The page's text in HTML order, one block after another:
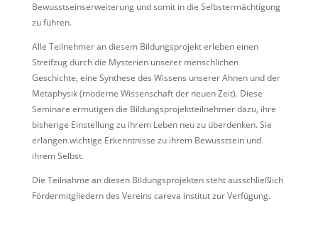
Bewusstseinserweiterung und somit in die Selbstermächtigung
zu führen.
Alle Teilnehmer an diesem Bildungsprojekt erleben einen
Streifzug durch die Mysterien unserer menschlichen
Geschichte, eine Synthese des Wissens unserer Ahnen und der
Metaphysik (moderne Wissenschaft der neuen Zeit). Diese
Seminare ermutigen die Bildungsprojektteilnehmer dazu, ihre
bisherige Einstellung zu ihrem Leben neu zu überdenken. Sie
erlangen wichtige Erkenntnisse zu ihrem Bewusstsein und
ihrem Selbst.
Die Teilnahme an diesen Bildungsprojekten steht ausschließlich
Fördermitgliedern des Vereins careva institut zur Verfügung.